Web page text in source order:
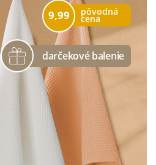
pôvodná
cena
9,99